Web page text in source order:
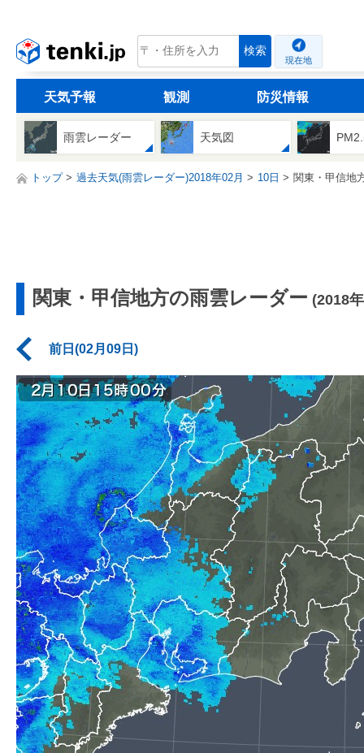
tenki.jp 検索
現在地
天気予報 観測 防災情報
雨雲レーダー 天気図
トップ 過去天気(雨雲レーダー)2018年02月 10日 関東・甲信地
関東・甲信地方の雨雲レーダー (2018
前日(02月09日)